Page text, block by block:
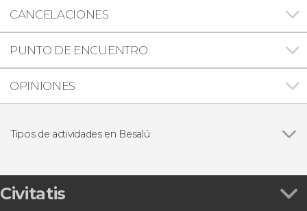
CANCELACIONES
PUNTO DE ENCUENTRO
OPINIONES
Tipos de actividades en Besalú
Civitatis